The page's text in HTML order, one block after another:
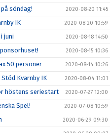
söndag! 2020-08-20 11:45
IK 2020-08-20 10:59
juni 2020-08-18 14:50
2020-08-15 10:36
50 personer 2020-08-14 10:26
Kvarnby IK 2020-08-04 11:01
höstens seriestart 2020-07-27 12:00
Spel! 2020-07-08 10:59
2020-06-29 09:30